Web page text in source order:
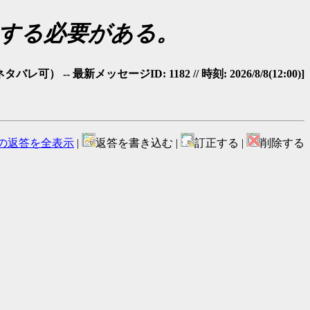
る必要がある。
バレ可） -- 最新メッセージID: 1182 // 時刻: 2026/8/8(12:00)]
返答を全表示 | 返答を書き込む | 訂正する | 削除する